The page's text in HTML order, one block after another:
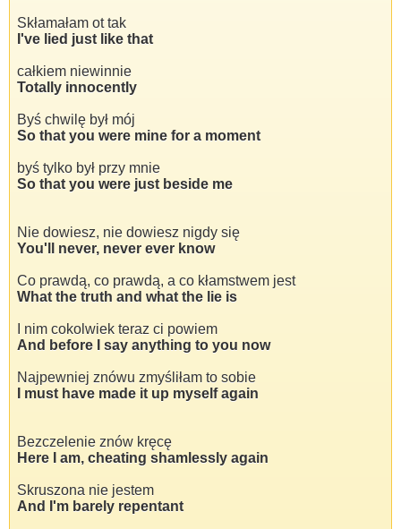
Skłamałam ot tak
I've lied just like that
całkiem niewinnie
Totally innocently
Byś chwilę był mój
So that you were mine for a moment
byś tylko był przy mnie
So that you were just beside me
Nie dowiesz, nie dowiesz nigdy się
You'll never, never ever know
Co prawdą, co prawdą, a co kłamstwem jest
What the truth and what the lie is
I nim cokolwiek teraz ci powiem
And before I say anything to you now
Najpewniej znówu zmyśliłam to sobie
I must have made it up myself again
Bezczelenie znów kręcę
Here I am, cheating shamlessly again
Skruszona nie jestem
And I'm barely repentant